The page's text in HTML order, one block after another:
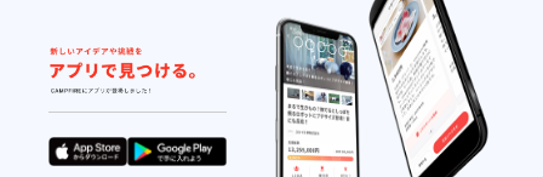
絡いた
します
※視聴期
間は設
けてお
りませ
ん ・お
礼の
メッ
100％
コット
ン素材
※サイズ
はS、
M、Lか
らお選
びいた
だけま